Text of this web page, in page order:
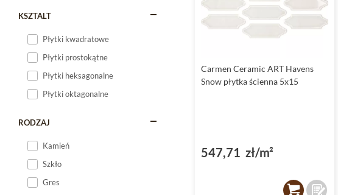
KSZTALT
Płytki kwadratowe
Płytki prostokątne
Płytki heksagonalne
Płytki oktagonalne
RODZAJ
Kamień
Szkło
Gres
Carmen Ceramic ART Havens
Snow płytka ścienna 5x15
547,71 zł/m²